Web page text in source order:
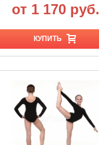
от 1 170 руб.
КУПИТЬ